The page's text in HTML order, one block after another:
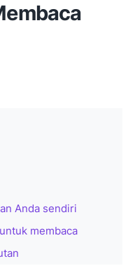
Anda sendiri
membaca